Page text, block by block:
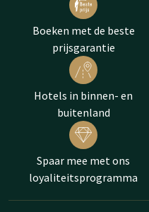
Boeken met de beste
prijsgarantie
Hotels in binnen- en
buitenland
Spaar mee met ons
loyaliteitsprogramma